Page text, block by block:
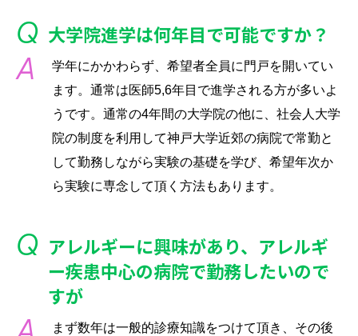
大学院進学は何年目で可能ですか？
学年にかかわらず、希望者全員に門戸を開いてい
ます。通常は医師5,6年目で進学される方が多いよ
うです。通常の4年間の大学院の他に、社会人大学
院の制度を利用して神戸大学近郊の病院で常勤と
して勤務しながら実験の基礎を学び、希望年次か
ら実験に専念して頂く方法もあります。
アレルギーに興味があり、アレルギ
ー疾患中心の病院で勤務したいので
すが
まず数年は一般的診療知識をつけて頂き、その後